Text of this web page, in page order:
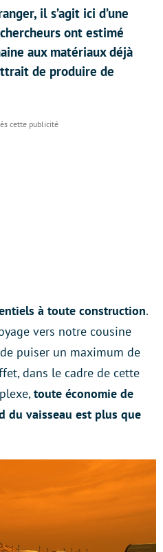
il s’agit ici d’une
ont estimé
aux matériaux déjà
de produire de
à toute construction.
vers notre cousine
puiser un maximum de
dans le cadre de cette
toute économie de
du vaisseau est plus que